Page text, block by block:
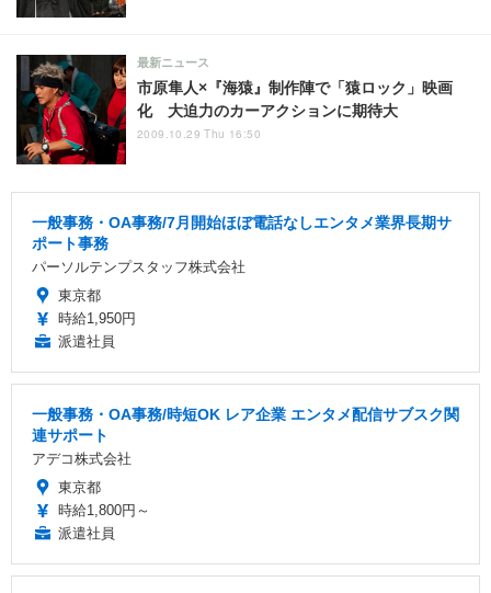
市原隼人×『海猿』制作陣で「猿ロック」映画
化 大迫力のカーアクションに期待大
最新ニュース
2009.10.29 Thu 16:50
一般事務・OA事務/7月開始ほぼ電話なしエンタメ業界長期サ
ポート事務
パーソルテンプスタッフ株式会社
東京都
時給1,950円
派遣社員
一般事務・OA事務/時短OK レア企業 エンタメ配信サブスク関
連サポート
アデコ株式会社
東京都
時給1,800円～
派遣社員